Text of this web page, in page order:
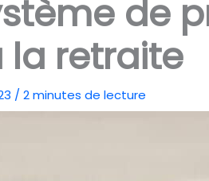
de
la retraite
/ 2 minutes de lecture